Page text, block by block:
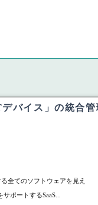
バイス」の統合管
全てのソフトウェアを見え
ポートするSaaS...